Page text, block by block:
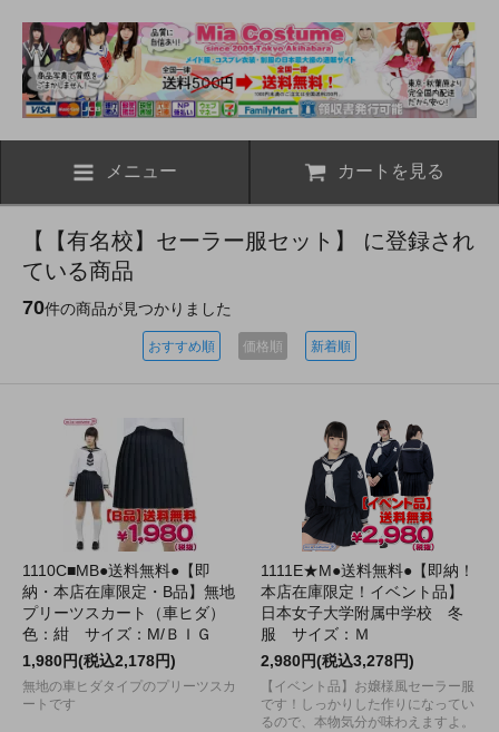
メニュー カートを見る
【【有名校】セーラー服セット】 に登録され
ている商品
70件の商品が見つかりました
おすすめ順 価格順 新着順
1110C■MB●送料無料●【即
納・本店在庫限定・B品】無地
プリーツスカート（車ヒダ）
色：紺 サイズ：M/ＢＩＧ
1,980円(税込2,178円)
無地の車ヒダタイプのプリーツスカ
ートです
1111E★M●送料無料●【即納！
本店在庫限定！イベント品】
日本女子大学附属中学校 冬
服 サイズ：Ｍ
2,980円(税込3,278円)
【イベント品】お嬢様風セーラー服
です！しっかりした作りになってい
るので、本物気分が味わえますよ。